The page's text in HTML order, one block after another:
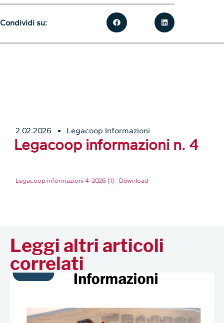
2.02.2026 Legacoop Informazioni
Legacoop informazioni n. 4
Legacoop informazioni 4-2026 (1) Download
Condividi su:
Leggi altri articoli
correlati